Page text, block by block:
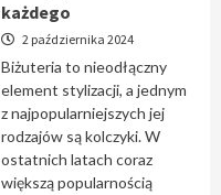
każdego
2 października 2024
Biżuteria to nieodłączny
element stylizacji, a jednym
z najpopularniejszych jej
rodzajów są kolczyki. W
ostatnich latach coraz
większą popularnością